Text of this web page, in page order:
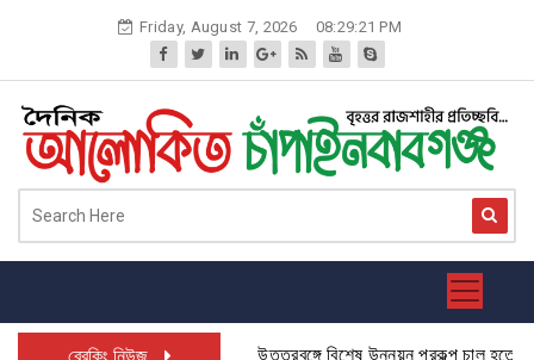
Friday, August 7, 2026 08:29:22 PM
উত্তরবঙ্গে বিশেষ উন্নয়ন প্রকল্প চালু হতে